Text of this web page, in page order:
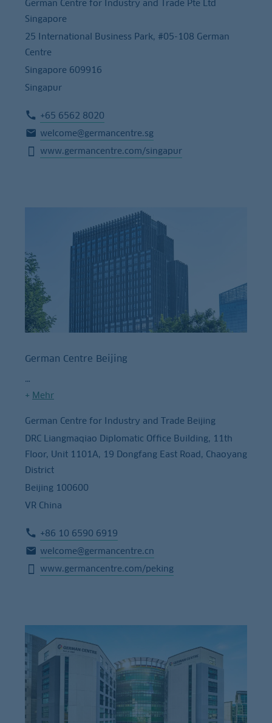
German Centre for Industry and Trade Pte Ltd
Singapore
25 International Business Park, #05-108 German
Centre
Singapore 609916
Singapur
+65 6562 8020
welcome@germancentre.sg
www.germancentre.com/singapur
German Centre Beijing
+ Mehr
German Centre for Industry and Trade Beijing
DRC Liangmaqiao Diplomatic Office Building, 11th
Floor, Unit 1101A, 19 Dongfang East Road, Chaoyang
District
Beijing 100600
VR China
+86 10 6590 6919
welcome@germancentre.cn
www.germancentre.com/peking